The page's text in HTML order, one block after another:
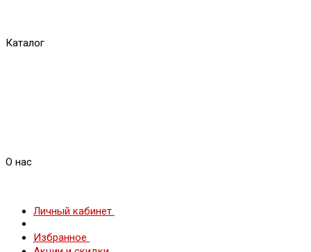
Каталог
О нас
Личный кабинет
Избранное